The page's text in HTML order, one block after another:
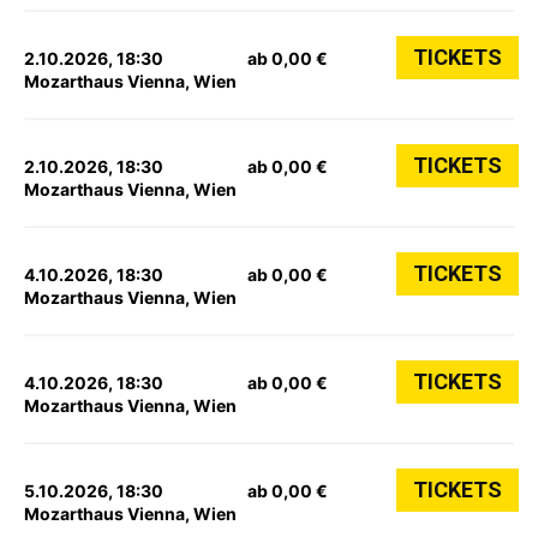
2.10.2026, 18:30
Mozarthaus Vienna, Wien
ab 0,00 € TICKETS
2.10.2026, 18:30
Mozarthaus Vienna, Wien
ab 0,00 € TICKETS
4.10.2026, 18:30
Mozarthaus Vienna, Wien
ab 0,00 € TICKETS
4.10.2026, 18:30
Mozarthaus Vienna, Wien
ab 0,00 € TICKETS
5.10.2026, 18:30
Mozarthaus Vienna, Wien
ab 0,00 € TICKETS